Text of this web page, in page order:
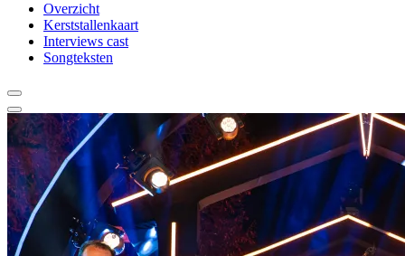
Overzicht
Kerststallenkaart
Interviews cast
Songteksten